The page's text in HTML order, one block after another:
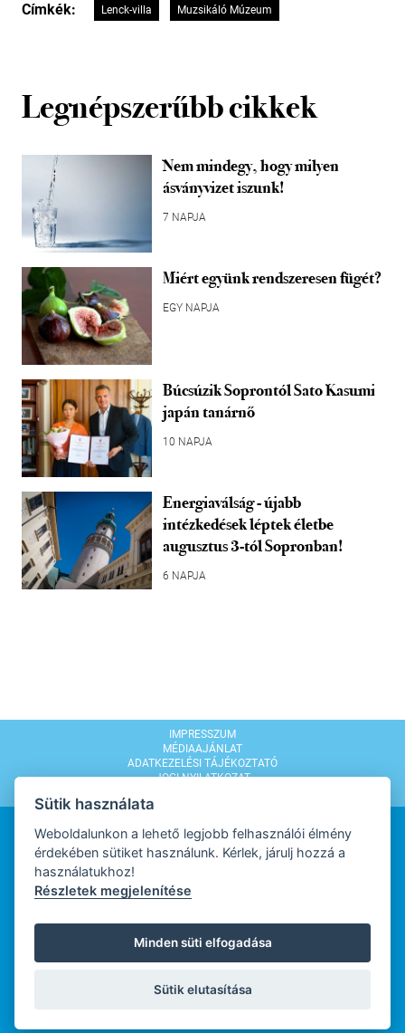
Címkék: Lenck-villa Muzsikáló Múzeum
Legnépszerűbb cikkek
Nem mindegy, hogy milyen
ásványvizet iszunk!
7 NAPJA
Miért együnk rendszeresen fügét?
EGY NAPJA
Búcsúzik Soprontól Sato Kasumi
japán tanárnő
10 NAPJA
Energiaválság - újabb
intézkedések léptek életbe
augusztus 3-tól Sopronban!
6 NAPJA
IMPRESSZUM
MÉDIAAJÁNLAT
ADATKEZELÉSI TÁJÉKOZTATÓ
JOGI NYILATKOZAT
WEBDESIGN
WEBFEJLESZTŐ
Sütik használata
Weboldalunkon a lehető legjobb felhasználói élmény
érdekében sütiket használunk. Kérlek, járulj hozzá a
használatukhoz!
Részletek megjelenítése
Minden süti elfogadása
Sütik elutasítása